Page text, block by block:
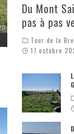
Du Mont
pas à pas
Tour de la
17 octobre